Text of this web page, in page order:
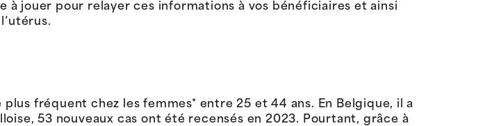
à jouer pour relayer ces informations à vos bénéficiaires et ainsi
fréquent chez les femmes* entre 25 et 44 ans. En Belgique, il a
53 nouveaux cas ont été recensés en 2023. Pourtant, grâce à